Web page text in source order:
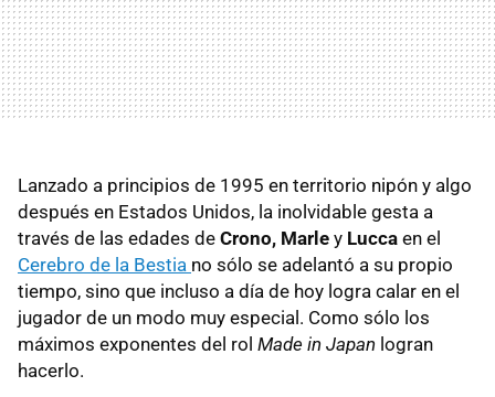
Lanzado a principios de 1995 en territorio nipón y algo
después en Estados Unidos, la inolvidable gesta a
través de las edades de Crono, Marle y Lucca en el
Cerebro de la Bestia no sólo se adelantó a su propio
tiempo, sino que incluso a día de hoy logra calar en el
jugador de un modo muy especial. Como sólo los
máximos exponentes del rol Made in Japan logran
hacerlo.